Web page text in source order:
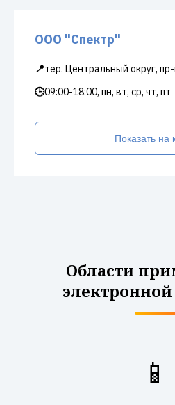
ООО "Спектр"
📍тер. Центральный округ,
🕒09:00-18:00, пн, вт, ср, чт, пт
Показать на
Области
📱